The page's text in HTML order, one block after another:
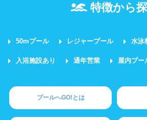
特徴から
50mプール レジャープール 水泳
入浴施設あり 通年営業 屋内プー
プールへGO!とは